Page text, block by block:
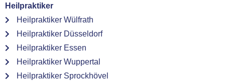
Heilpraktiker
Heilpraktiker Wülfrath
Heilpraktiker Düsseldorf
Heilpraktiker Essen
Heilpraktiker Wuppertal
Heilpraktiker Sprockhövel